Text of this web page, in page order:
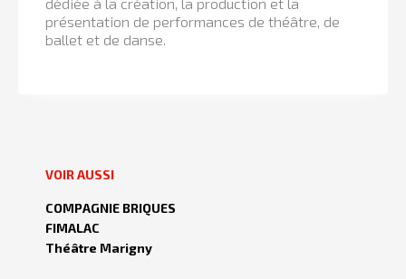
présentation de performances de théâtre, de
ballet et de danse.
VOIR AUSSI
COMPAGNIE BRIQUES
FIMALAC
Théâtre Marigny